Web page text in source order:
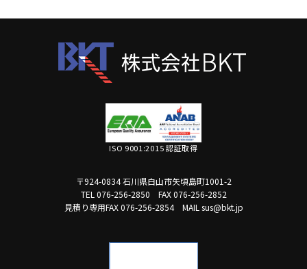
ISO 9001:2015 認証取得
〒924-0834 石川県白山市矢頃島町1001-2
TEL 076-256-2850
FAX 076-256-2852
見積り専用FAX 076-256-2854
MAIL sus@bkt.jp